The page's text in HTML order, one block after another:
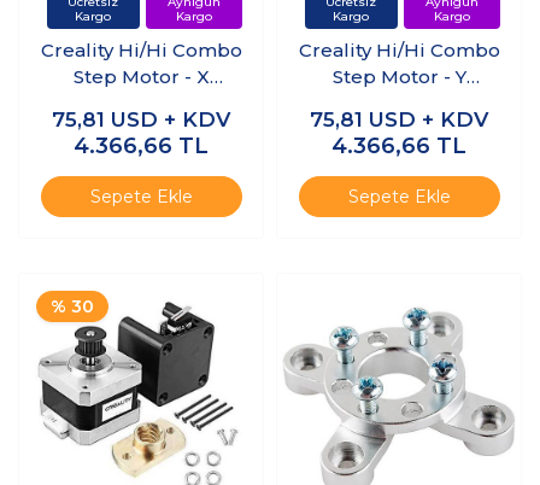
Creality Hi/Hi Combo
Step Motor - X
75,81 USD + KDV
4.366,66 TL
Sepete Ekle
Creality Hi/Hi Combo
Step Motor - Y
75,81 USD + KDV
4.366,66 TL
Sepete Ekle
% 30